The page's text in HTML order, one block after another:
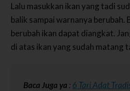
Lalu masukkan ikan yang tadi
balik sampai warnanya berubah.
berubah ikan dapat diangkat.
di atas ikan yang sudah matang
Baca Juga ya : 6 Tari Adat